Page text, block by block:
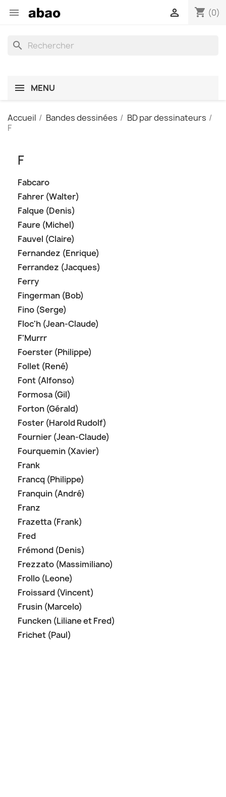
 shopping_cart (0)

search
MENU
Accueil Bandes dessinées
BD par dessinateurs
F
F
Fabcaro
Fahrer (Walter)
Falque (Denis)
Faure (Michel)
Fauvel (Claire)
Fernandez (Enrique)
Ferrandez (Jacques)
Ferry
Fingerman (Bob)
Fino (Serge)
Floc'h (Jean-Claude)
F'Murrr
Foerster (Philippe)
Follet (René)
Font (Alfonso)
Formosa (Gil)
Forton (Gérald)
Foster (Harold Rudolf)
Fournier (Jean-Claude)
Fourquemin (Xavier)
Frank
Francq (Philippe)
Franquin (André)
Franz
Frazetta (Frank)
Fred
Frémond (Denis)
Frezzato (Massimiliano)
Frollo (Leone)
Froissard (Vincent)
Frusin (Marcelo)
Funcken (Liliane et Fred)
Frichet (Paul)